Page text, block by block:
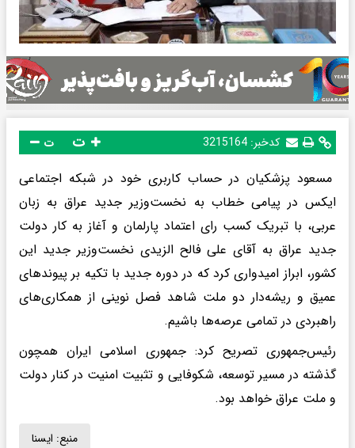
کدخبر: 3215164 ت
مسعود پزشکیان در حساب کاربری خود در شبکه اجتماعی
ایکس در پیامی خطاب به نخست‌وزیر جدید عراق به زبان
عربی، با تبریک کسب رای اعتماد پارلمان و آغاز به کار دولت
جدید عراق به آقای علی فالح الزیدی نخست‌وزیر جدید این
کشور، ابراز امیدواری کرد که در دوره جدید با تکیه بر پیوندهای
عمیق و ریشه‌دار دو ملت شاهد فصل نوینی از همکاری‌های
راهبردی در تمامی عرصه‌ها باشیم.
رئیس‌جمهوری تصریح کرد: جمهوری اسلامی ایران همچون
گذشته در مسیر توسعه، شکوفایی و تثبیت امنیت در کنار دولت
و ملت عراق خواهد بود.
منبع: ايسنا